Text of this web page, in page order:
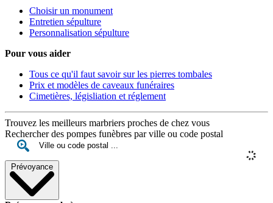
Choisir un monument
Entretien sépulture
Personnalisation sépulture
Pour vous aider
Tous ce qu'il faut savoir sur les pierres tombales
Prix et modèles de caveaux funéraires
Cimetières, législiation et réglement
Trouvez les meilleurs marbriers proches de chez vous
Rechercher des pompes funèbres par ville ou code postal
Prévoyance